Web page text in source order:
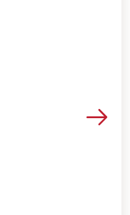
Voir les détails de la